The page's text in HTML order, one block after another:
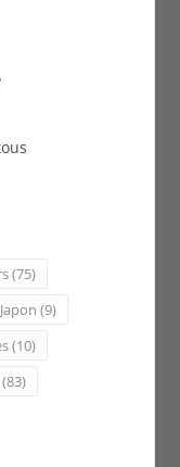
(75)
Japon (9)
(10)